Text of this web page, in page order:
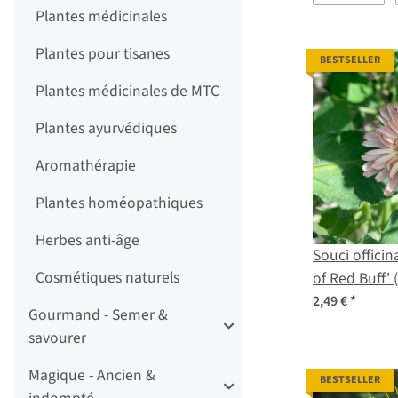
BESTSELLER
Souci
of Red Buff'
officinalis)
2,49 €*
BESTSELLER
Plantes médicinales
Plantes pour tisanes
Plantes médicinales de MTC
Plantes ayurvédiques
Aromathérapie
Plantes homéopathiques
Herbes anti-âge
Cosmétiques naturels
Gourmand - Semer &
savourer
Magique - Ancien &